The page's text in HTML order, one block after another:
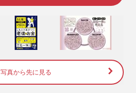
写真から先に見る